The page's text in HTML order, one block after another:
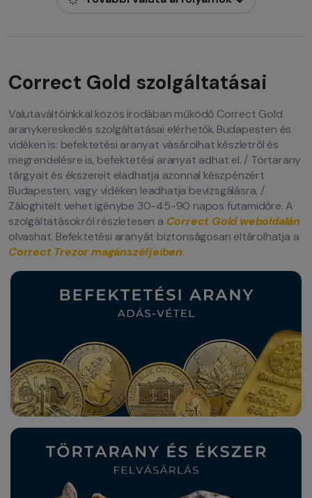
Correct Gold szolgáltatásai
Valutaváltóinkkal közös irodában működő Correct Gold
aranykereskedés szolgáltatásai elérhetők Budapesten és
vidéken is: befektetési aranyat vásárolhat készletről és
megrendelésre is, befektetési aranyat adhat el. / Törtarany
tárgyait és ékszereit eladhatja azonnal készpénzért
Budapesten, vagy vidéken leadhatja bevizsgálásra. /
Záloghitelt vehet igénybe 30-45-90 napos futamidőre. A
szolgáltatásokról részletesen a Correct Gold weboldalán
olvashat. Befektetési aranyát biztonságosan eltárolhatja a
Correct Trezor magánszéfjeiben.